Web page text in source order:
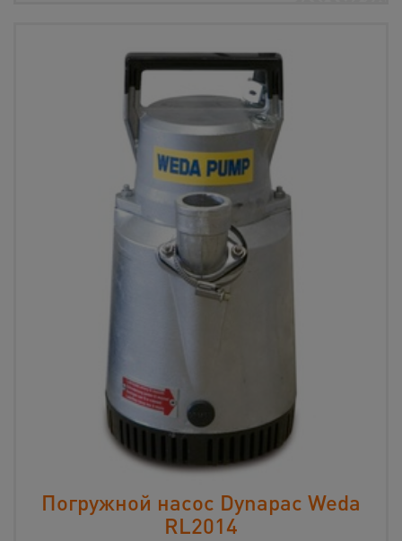
Погружной насос Dynapac Weda
RL2014